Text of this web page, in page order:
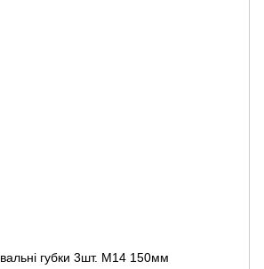
губки 3шт. M14 150мм